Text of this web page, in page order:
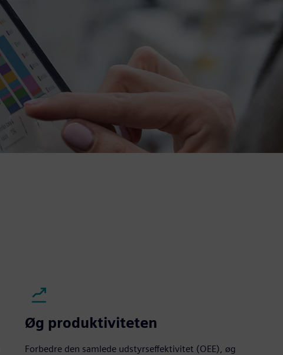
Øg produktiviteten
Forbedre den samlede udstyrseffektivitet (OEE), øg